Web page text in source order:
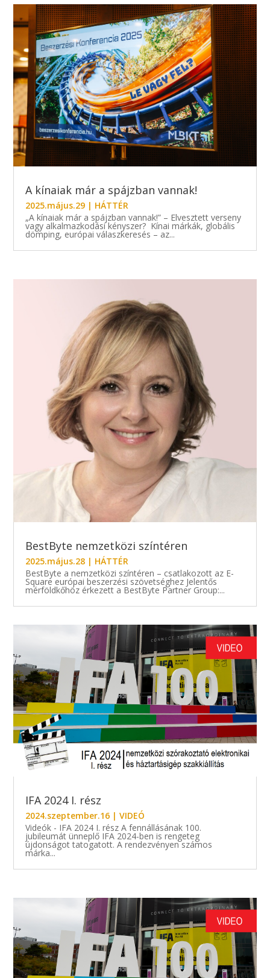
A kínaiak már a spájzban vannak!
2025.május.29 | HÁTTÉR
„A kínaiak már a spájzban vannak!” – Elvesztett verseny
vagy alkalmazkodási kényszer? Kínai márkák, globális
dömping, európai válaszkeresés – az...
BestByte nemzetközi színtéren
2025.május.28 | HÁTTÉR
BestByte a nemzetközi színtéren – csatlakozott az E-
Square európai beszerzési szövetséghez Jelentős
mérföldkőhöz érkezett a BestByte Partner Group:...
IFA 2024 I. rész
2024.szeptember.16 |VIDEÓ
Videók - IFA 2024 I. rész A fennállásának 100.
jubileumát ünneplő IFA 2024-ben is rengeteg
újdonságot tatogatott. A rendezvényen számos
márka...